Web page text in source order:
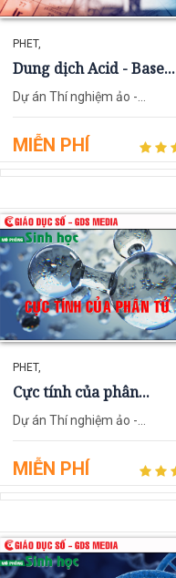
PHET,
Dung dịch Acid - Base...
Dự án Thí nghiệm ảo -...
MIỄN PHÍ
PHET,
Cực tính của phân...
Dự án Thí nghiệm ảo -...
MIỄN PHÍ